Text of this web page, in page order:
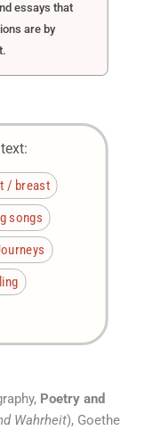
essays that
are by
/ breast
songs
Poetry and
Wahrheit), Goethe